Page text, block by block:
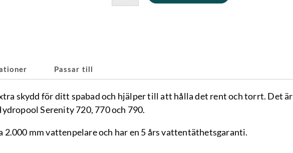
till
Passar till
skydd för ditt spabad och hjälper till att hålla det rent och torrt. Det är
Serenity 720, 770 och 790.
2.000 mm vattenpelare och har en 5 års vattentäthetsgaranti.